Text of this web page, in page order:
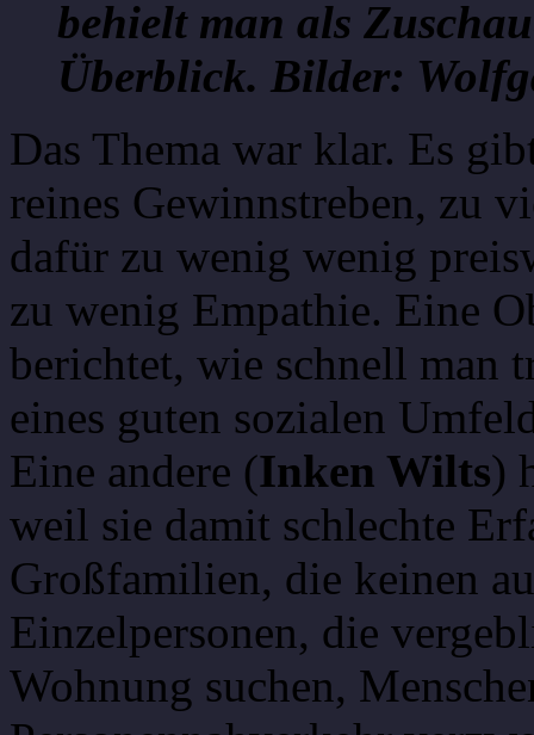
behielt man als
Überblick. Bilder:
Das Thema war klar. Es
reines Gewinnstreben, zu
dafür zu wenig wenig
zu wenig Empathie. Eine
berichtet, wie schnell man
eines guten sozialen
Eine andere (Inken Wilts)
weil sie damit schlechte
Großfamilien, die keinen
Einzelpersonen, die
Wohnung suchen,